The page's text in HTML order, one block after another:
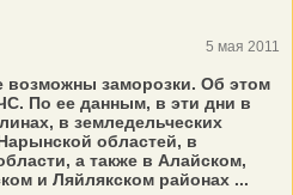
5 мая 2011
возможны заморозки. Об этом
По ее данным, в эти дни в
в земледельческих
областей, в
а также в Алайском,
и Ляйлякском районах ...